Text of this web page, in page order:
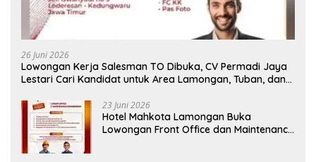
26 Juni 2026
Lowongan Kerja Salesman TO Dibuka, CV Permadi Jaya
Lestari Cari Kandidat untuk Area Lamongan, Tuban, dan
23 Juni 2026
Hotel Mahkota Lamongan Buka
Lowongan Front Office dan Maintenance